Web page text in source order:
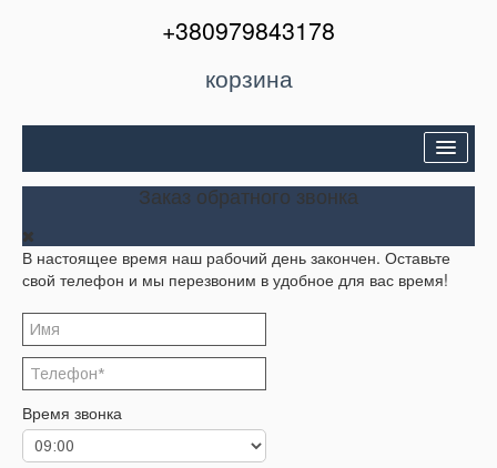
+380979843178
корзина
Двери входные
Окна и балконы
Кондиционеры
Акции
Корзина
Заказать звонок
Заказ обратного звонка
В настоящее время наш рабочий день закончен. Оставьте
свой телефон и мы перезвоним в удобное для вас время!
Время звонка